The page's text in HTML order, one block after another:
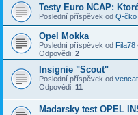
Testy Euro NCAP:
Poslední příspěvek od Q-čko
Opel Mokka
Poslední příspěvek od Fila78
Odpovědi: 2
Insignie "Scout"
Poslední příspěvek od
Odpovědi: 11
Madarsky test OPEL